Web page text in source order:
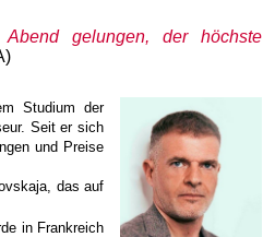
Abend gelungen, der höchste
Studium der
Seit er sich
und Preise
das auf
in Frankreich